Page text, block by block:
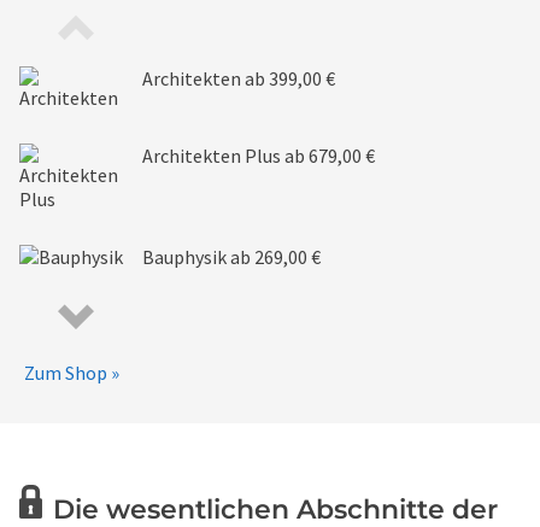
Architekten ab 399,00 €
Architekten Plus ab 679,00 €
Bauphysikab 269,00 €
Zum Shop »
Die wesentlichen Abschnitte der